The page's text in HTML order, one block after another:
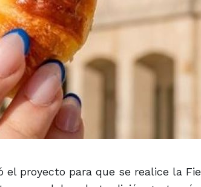
el proyecto para que se realice la